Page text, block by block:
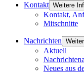
Kontakt Weitere
Kontakt,
Mitschnitte
Nachrichten
Aktuell
Neues aus